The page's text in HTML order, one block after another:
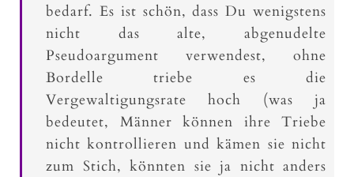
bedarf. Es ist schön, dass Du wenigstens
nicht das alte, abgenudelte
Pseudoargument verwendest, ohne
Bordelle triebe es die
Vergewaltigungsrate hoch (was ja
bedeutet, Männer können ihre Triebe
nicht kontrollieren und kämen sie nicht
zum Stich, könnten sie ja nicht anders